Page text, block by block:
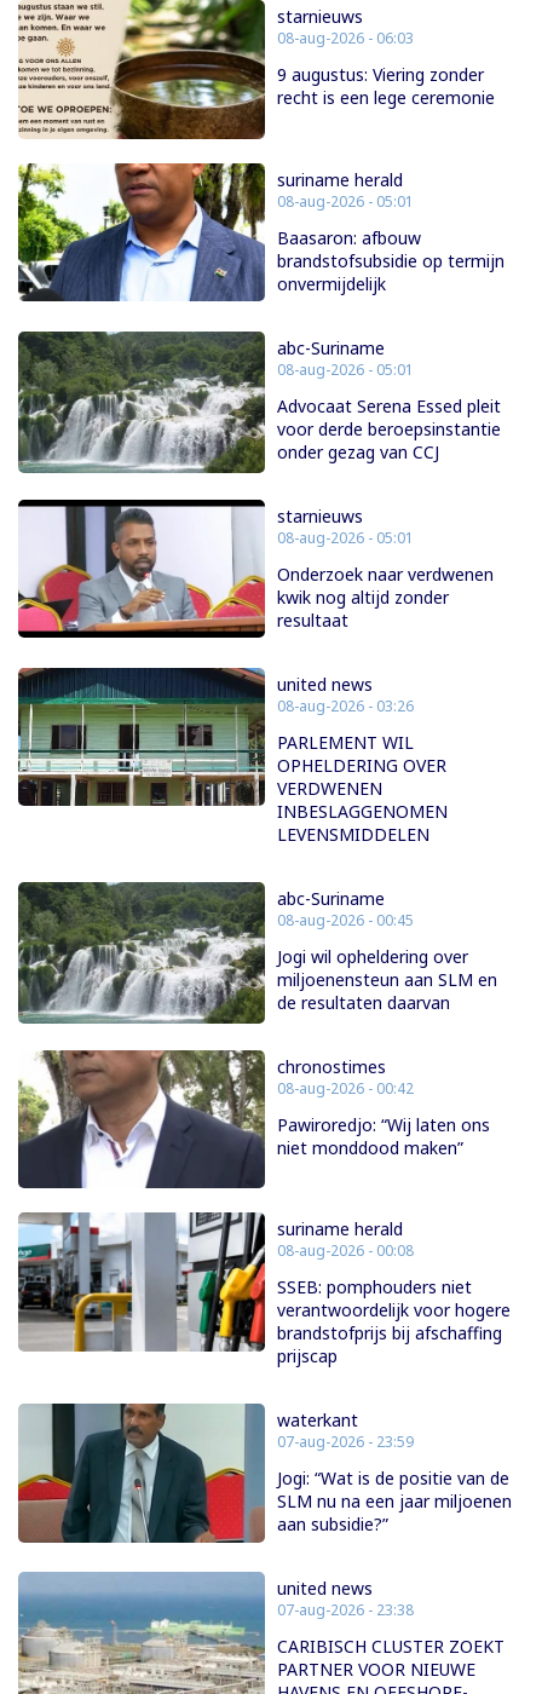
starnieuws
08-aug-2026 - 06:03
9 augustus: Viering zonder
recht is een lege ceremonie
suriname herald
08-aug-2026 - 05:01
Baasaron: afbouw
brandstofsubsidie op termijn
onvermijdelijk
abc-Suriname
08-aug-2026 - 05:01
Advocaat Serena Essed pleit
voor derde beroepsinstantie
onder gezag van CCJ
starnieuws
08-aug-2026 - 05:01
Onderzoek naar verdwenen
kwik nog altijd zonder
resultaat
united news
08-aug-2026 - 03:26
PARLEMENT WIL
OPHELDERING OVER
VERDWENEN
INBESLAGGENOMEN
LEVENSMIDDELEN
abc-Suriname
08-aug-2026 - 00:45
Jogi wil opheldering over
miljoenensteun aan SLM en
de resultaten daarvan
chronostimes
08-aug-2026 - 00:42
Pawiroredjo: “Wij laten ons
niet monddood maken”
suriname herald
08-aug-2026 - 00:08
SSEB: pomphouders niet
verantwoordelijk voor hogere
brandstofprijs bij afschaffing
prijscap
waterkant
07-aug-2026 - 23:59
Jogi: “Wat is de positie van de
SLM nu na een jaar miljoenen
aan subsidie?”
united news
07-aug-2026 - 23:38
CARIBISCH CLUSTER ZOEKT
PARTNER VOOR NIEUWE